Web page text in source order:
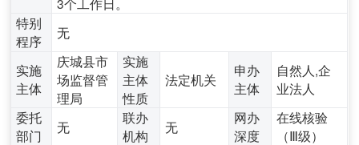
特别
程序
无
实施
主体
庆城县市
场监督管
理局
实施
主体
性质
法定机关
申办
主体
自然人,企
业法人
委托
部门
无
联办
机构
无
网办
深度
在线核验
（Ⅲ级）